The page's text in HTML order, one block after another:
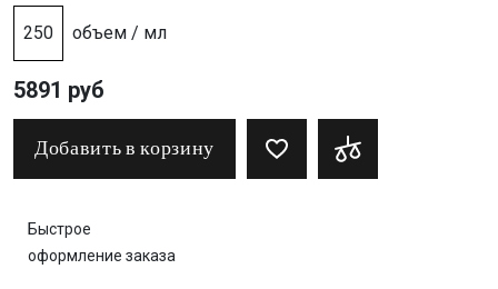
250 объем / мл
5891 руб
Добавить в корзину
Быстрое
оформление заказа